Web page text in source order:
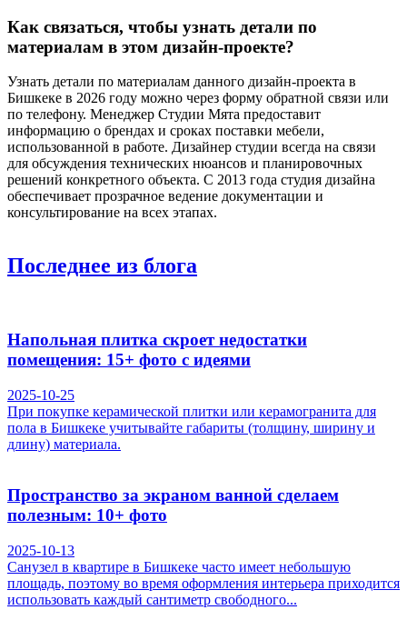
Как связаться, чтобы узнать детали по
материалам в этом дизайн-проекте?
Узнать детали по материалам данного дизайн-проекта в
Бишкеке в 2026 году можно через форму обратной связи или
по телефону. Менеджер Студии Мята предоставит
информацию о брендах и сроках поставки мебели,
использованной в работе. Дизайнер студии всегда на связи
для обсуждения технических нюансов и планировочных
решений конкретного объекта. С 2013 года студия дизайна
обеспечивает прозрачное ведение документации и
консультирование на всех этапах.
Последнее из блога
Напольная плитка скроет недостатки
помещения: 15+ фото с идеями
2025-10-25
При покупке керамической плитки или керамогранита для
пола в Бишкеке учитывайте габариты (толщину, ширину и
длину) материала.
Пространство за экраном ванной сделаем
полезным: 10+ фото
2025-10-13
Санузел в квартире в Бишкеке часто имеет небольшую
площадь, поэтому во время оформления интерьера приходится
использовать каждый сантиметр свободного...